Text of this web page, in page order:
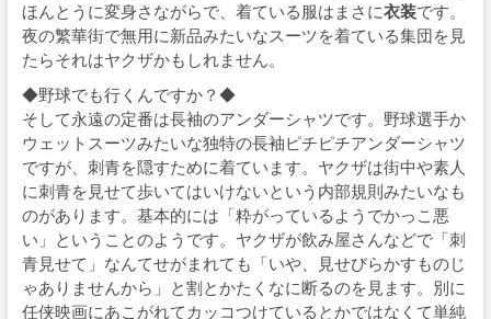
ほんとうに変身さながらで、着ている服はまさに衣装です。
夜の繁華街で無用に新品みたいなスーツを着ている集団を見
たらそれはヤクザかもしれません。
◆野球でも行くんですか？◆
そして永遠の定番は長袖のアンダーシャツです。野球選手か
ウェットスーツみたいな独特の長袖ピチピチアンダーシャツ
ですが、刺青を隠すために着ています。ヤクザは街中や素人
に刺青を見せて歩いてはいけないという内部規則みたいなも
のがあります。基本的には「粋がっているようでかっこ悪
い」ということのようです。ヤクザが飲み屋さんなどで「刺
青見せて」なんてせがまれても「いや、見せびらかすものじ
ゃありませんから」と割とかたくなに断るのを見ます。別に
任侠映画にあこがれてカッコつけているとかではなくて単純